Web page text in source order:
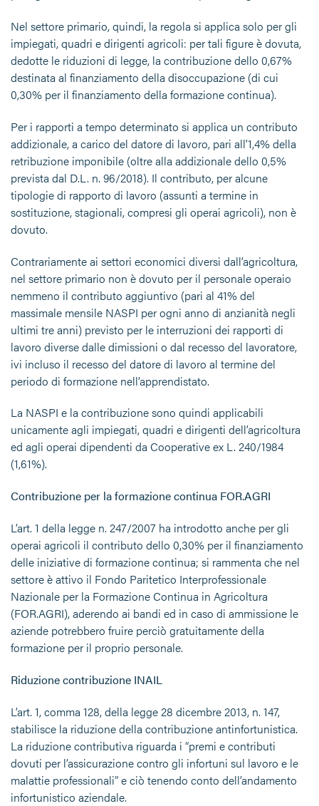
Nel settore primario, quindi, la regola si applica solo per gli
impiegati, quadri e dirigenti agricoli: per tali figure è dovuta,
dedotte le riduzioni di legge, la contribuzione dello 0,67%
destinata al finanziamento della disoccupazione (di cui
0,30% per il finanziamento della formazione continua).
Per i rapporti a tempo determinato si applica un contributo
addizionale, a carico del datore di lavoro, pari all’1,4% della
retribuzione imponibile (oltre alla addizionale dello 0,5%
prevista dal D.L. n. 96/2018). Il contributo, per alcune
tipologie di rapporto di lavoro (assunti a termine in
sostituzione, stagionali, compresi gli operai agricoli), non è
dovuto.
Contrariamente ai settori economici diversi dall’agricoltura,
nel settore primario non è dovuto per il personale operaio
nemmeno il contributo aggiuntivo (pari al 41% del
massimale mensile NASPI per ogni anno di anzianità negli
ultimi tre anni) previsto per le interruzioni dei rapporti di
lavoro diverse dalle dimissioni o dal recesso del lavoratore,
ivi incluso il recesso del datore di lavoro al termine del
periodo di formazione nell’apprendistato.
La NASPI e la contribuzione sono quindi applicabili
unicamente agli impiegati, quadri e dirigenti dell’agricoltura
ed agli operai dipendenti da Cooperative ex L. 240/1984
(1,61%).
Contribuzione per la formazione continua FOR.AGRI
L’art. 1 della legge n. 247/2007 ha introdotto anche per gli
operai agricoli il contributo dello 0,30% per il finanziamento
delle iniziative di formazione continua; si rammenta che nel
settore èattivo il Fondo Paritetico Interprofessionale
Nazionale per la Formazione Continua in Agricoltura
(FOR.AGRI), aderendo ai bandi ed in caso di ammissione le
aziende potrebbero fruire perciò gratuitamente della
formazione per il proprio personale.
Riduzione contribuzione INAIL
L’art. 1, comma 128, della legge 28 dicembre 2013, n. 147,
stabilisce la riduzione della contribuzione antinfortunistica.
La riduzione contributiva riguarda i “premi e contributi
dovuti per l’assicurazione contro gli infortuni sul lavoro e le
malattie professionali” e ciò tenendo conto dell’andamento
infortunistico aziendale.